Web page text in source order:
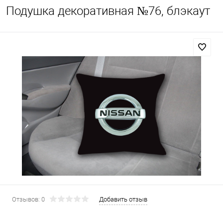
Подушка декоративная №76, блэкаут
Отзывов: 0
Добавить отзыв